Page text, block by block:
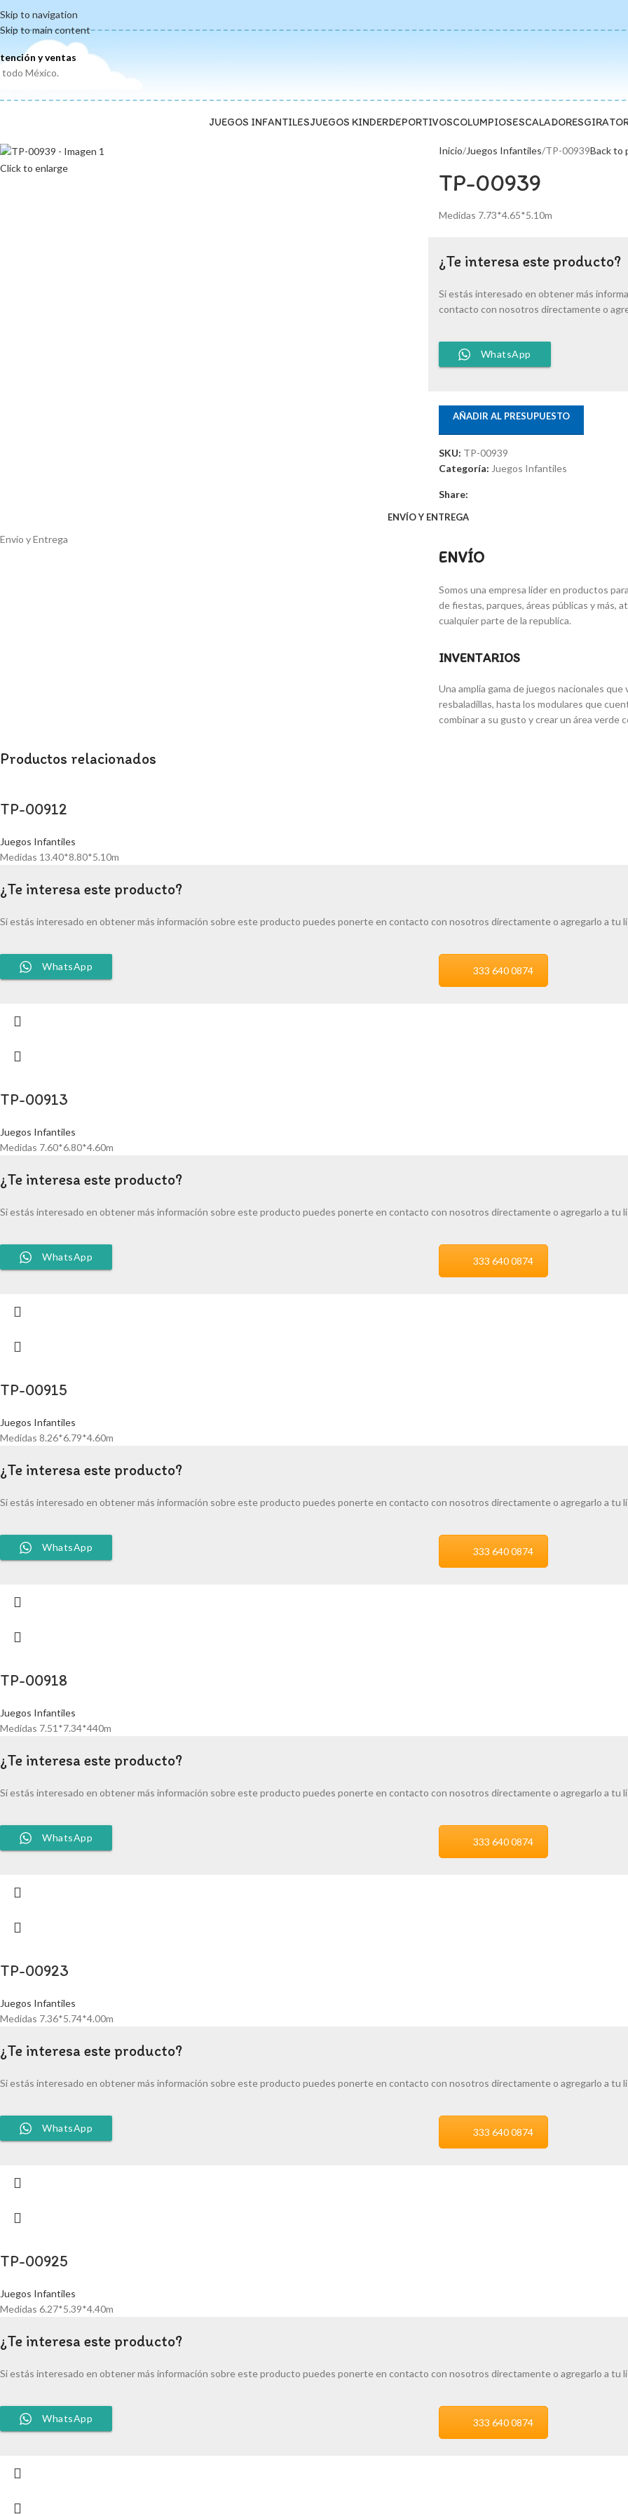
Skip to navigation
Skip to main content
y ventas
todo México.
JUEGOS INFANTILESJUEGOS KINDERDEPORTIVOSCOLUMPIOSESCALADORES
Click to enlarge
Inicio Juegos Infantiles TP-00939Back to
TP-00939
Medidas 7.73*4.65*5.10m
¿Te interesa este producto?
Si estás interesado en obtener más
contacto con nosotros directamente o
WhatsApp
AÑADIR AL PRESUPUESTO
SKU: TP-00939
Categoría: Juegos Infantiles
Share:
ENVÍO Y ENTREGA
Envío y Entrega
ENVÍO
Somos una empresa lider en productos
de fiestas, parques, áreas públicas y más,
cualquier parte de la republica.
INVENTARIOS
Una amplia gama de juegos nacionales
resbaladillas, hasta los modulares que
combinar a su gusto y crear un área verde
Productos relacionados
TP-00912
Juegos Infantiles
Medidas 13.40*8.80*5.10m
¿Te interesa este producto?
Si estás interesado en obtener más información sobre este producto puedes ponerte en contacto con nosotros directamente o agregarlo a tu
WhatsApp 333 640 0874
TP-00913
Juegos Infantiles
Medidas 7.60*6.80*4.60m
¿Te interesa este producto?
Si estás interesado en obtener más información sobre este producto puedes ponerte en contacto con nosotros directamente o agregarlo a tu
WhatsApp 333 640 0874
TP-00915
Juegos Infantiles
Medidas 8.26*6.79*4.60m
¿Te interesa este producto?
Si estás interesado en obtener más información sobre este producto puedes ponerte en contacto con nosotros directamente o agregarlo a tu
WhatsApp 333 640 0874
TP-00918
Juegos Infantiles
Medidas 7.51*7.34*440m
¿Te interesa este producto?
Si estás interesado en obtener más información sobre este producto puedes ponerte en contacto con nosotros directamente o agregarlo a tu
WhatsApp 333 640 0874
TP-00923
Juegos Infantiles
Medidas 7.36*5.74*4.00m
¿Te interesa este producto?
Si estás interesado en obtener más información sobre este producto puedes ponerte en contacto con nosotros directamente o agregarlo a tu
WhatsApp 333 640 0874
TP-00925
Juegos Infantiles
Medidas 6.27*5.39*4.40m
¿Te interesa este producto?
Si estás interesado en obtener más información sobre este producto puedes ponerte en contacto con nosotros directamente o agregarlo a tu
WhatsApp 333 640 0874